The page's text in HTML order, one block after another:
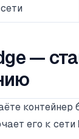
сети
—
контейнер
его к сети